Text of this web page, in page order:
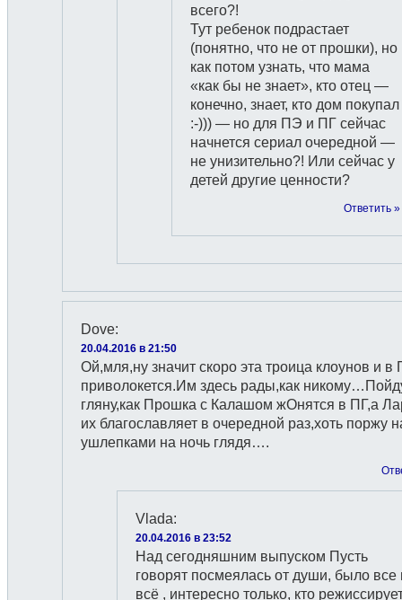
всего?!
Тут ребенок подрастает
(понятно, что не от прошки), но
как потом узнать, что мама
«как бы не знает», кто отец —
конечно, знает, кто дом покупал
:-))) — но для ПЭ и ПГ сейчас
начнется сериал очередной —
не унизительно?! Или сейчас у
детей другие ценности?
Ответить »
Dove:
20.04.2016 в 21:50
Ой,мля,ну значит скоро эта троица клоунов и в
приволокется.Им здесь рады,как
гляну,как Прошка с Калашом жОнятся в ПГ,а
их благославляет в очередной раз,хоть поржу
ушлепками на ночь глядя….
Vlada:
20.04.2016 в 23:52
Над сегодняшним выпуском Пусть
говорят посмеялась от души, было все
всё , интересно только, кто